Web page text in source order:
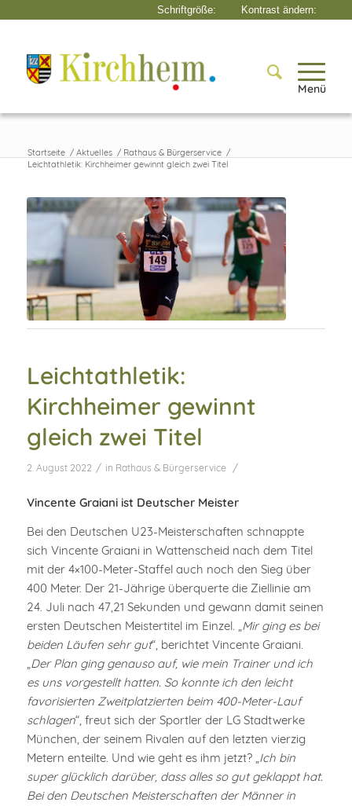
Menü
Startseite / Aktuelles / Rathaus & Bürgerservice /
Leichtathletik: Kirchheimer gewinnt gleich zwei Titel
Leichtathletik:
Kirchheimer gewinnt
gleich zwei Titel
2. August 2022 / in Rathaus & Bürgerservice /
Vincente Graiani ist Deutscher Meister
Bei den Deutschen U23-Meisterschaften schnappte
sich Vincente Graiani in Wattenscheid nach dem Titel
mit der 4×100-Meter-Staffel auch noch den Sieg über
400 Meter. Der 21-Jährige überquerte die Ziellinie am
24. Juli nach 47,21 Sekunden und gewann damit seinen
ersten Deutschen Meistertitel im Einzel. „Mir ging es bei
beiden Läufen sehr gut“, berichtet Vincente Graiani.
„Der Plan ging genauso auf, wie mein Trainer und ich
es uns vorgestellt hatten. So konnte ich den leicht
favorisierten Zweitplatzierten beim 400-Meter-Lauf
schlagen“, freut sich der Sportler der LG Stadtwerke
München, der seinem Rivalen auf den letzten vierzig
Metern enteilte. Und wie geht es ihm jetzt? „Ich bin
super glücklich darüber, dass alles so gut geklappt hat.
Bei den Deutschen Meisterschaften der Männer in